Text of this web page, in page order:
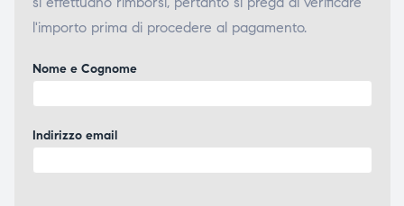
l'importo prima di procedere al pagamento.
Nome e Cognome
Indirizzo email